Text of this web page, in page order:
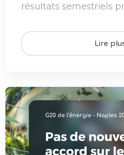
résultats semestriels
Lire